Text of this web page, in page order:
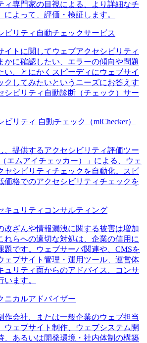
ィ専門家の目視による、より詳細なチ
によって、評価・検証します。
ビリティ自動チェックサービス
イトに関してウェブアクセシビリティ
かに確認したい、エラーの傾向や問題
い、とにかくスピーディにウェブサイ
クしてみたいというニーズにお答えす
シビリティ自動診断（チェック）サー
ビリティ 自動チェック（miChecker）
、提供するアクセシビリティ評価ツー
エムアイチェッカー）」による、ウェ
セシビリティチェックを自動化。スピ
価格でのアクセシビリティチェックを
キュリティコンサルティング
改ざんや情報漏洩に関する被害は増加
れらへの適切な対処は、企業の信用に
題です。ウェブサーバ関連や、CMSを
ェブサイト管理・運用ツール、運営体
ュリティ面からのアドバイス、コンサ
います。
ニカルアドバイザー
作会社、または一般企業のウェブ担当
ウェブサイト制作、ウェブシステム開
、あるいは開発環境・社内体制の構築